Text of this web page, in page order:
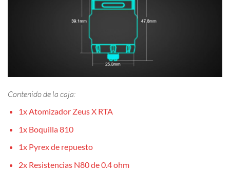
Contenido de la caja:
1x Atomizador Zeus X RTA
1x Boquilla 810
1x Pyrex de repuesto
2x Resistencias N80 de 0.4 ohm